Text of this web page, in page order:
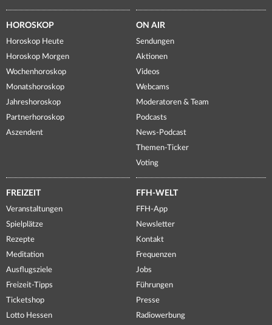
HOROSKOP
Horoskop Heute
Horoskop Morgen
Wochenhoroskop
Monatshoroskop
Jahreshoroskop
Partnerhoroskop
Aszendent
ON AIR
Sendungen
Aktionen
Videos
Webcams
Moderatoren & Team
Podcasts
News-Podcast
Themen-Ticker
Voting
FREIZEIT
Veranstaltungen
Spielplätze
Rezepte
Meditation
Ausflugsziele
Freizeit-Tipps
Ticketshop
Lotto Hessen
FFH-WELT
FFH-App
Newsletter
Kontakt
Frequenzen
Jobs
Führungen
Presse
Radiowerbung